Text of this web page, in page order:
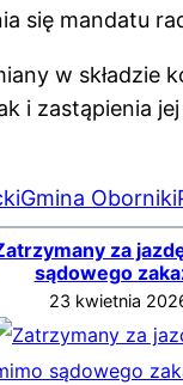
się mandatu
w składzie
i zastąpienia
Gmina Oborniki
za
sądowego
23 kwietnia